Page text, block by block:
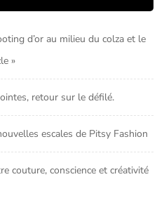
d’or au milieu du colza et le
»
retour sur le défilé.
escales de Pitsy Fashion
couture, conscience et créativité